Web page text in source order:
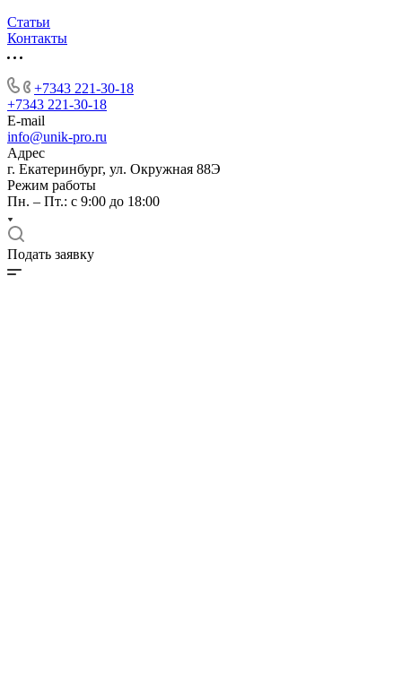
Статьи
Контакты
+7343 221-30-18
+7343 221-30-18
E-mail
info@unik-pro.ru
Адрес
г. Екатеринбург, ул. Окружная 88Э
Режим работы
Пн. – Пт.: с 9:00 до 18:00
Подать заявку